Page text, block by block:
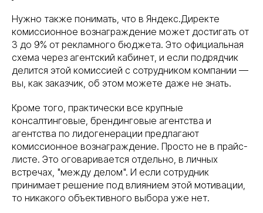
Нужно также понимать, что в Яндекс.Директе
комиссионное вознаграждение может достигать от
3 до 9% от рекламного бюджета. Это официальная
схема через агентский кабинет, и если подрядчик
делится этой комиссией с сотрудником компании —
вы, как заказчик, об этом можете даже не знать.
Кроме того, практически все крупные
консалтинговые, брендинговые агентства и
агентства по лидогенерации предлагают
комиссионное вознаграждение. Просто не в прайс-
листе. Это оговаривается отдельно, в личных
встречах, "между делом". И если сотрудник
принимает решение под влиянием этой мотивации,
то никакого объективного выбора уже нет.